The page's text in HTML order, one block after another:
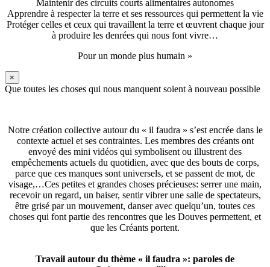
Maintenir des circuits courts alimentaires autonomes
Apprendre à respecter la terre et ses ressources qui permettent la vie
Protéger celles et ceux qui travaillent la terre et œuvrent chaque jour
à produire les denrées qui nous font vivre…
Pour un monde plus humain »
×
Que toutes les choses qui nous manquent soient à nouveau possible
Notre création collective autour du « il faudra » s’est encrée dans le
contexte actuel et ses contraintes. Les membres des créants ont
envoyé des mini vidéos qui symbolisent ou illustrent des
empêchements actuels du quotidien, avec que des bouts de corps,
parce que ces manques sont universels, et se passent de mot, de
visage,…Ces petites et grandes choses précieuses: serrer une main,
recevoir un regard, un baiser, sentir vibrer une salle de spectateurs,
être grisé par un mouvement, danser avec quelqu’un, toutes ces
choses qui font partie des rencontres que les Douves permettent, et
que les Créants portent.
Travail autour du thème « il faudra »: paroles de